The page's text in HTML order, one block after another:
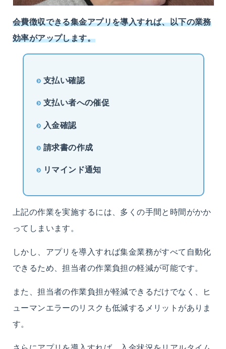
会費徴収できる集金アプリを導入すれば、以下の業務
効率がアップします。
支払い確認
支払い者への催促
入金確認
請求書の作成
リマインド通知
上記の作業を実施するには、多くの手間と時間がかか
ってしまいます。
しかし、アプリを導入すれば集金業務がすべて自動化
できるため、担当者の作業負担の軽減が可能です。
また、担当者の作業負担が軽減できるだけでなく、ヒ
ューマンエラーのリスクも低減するメリットがありま
す。